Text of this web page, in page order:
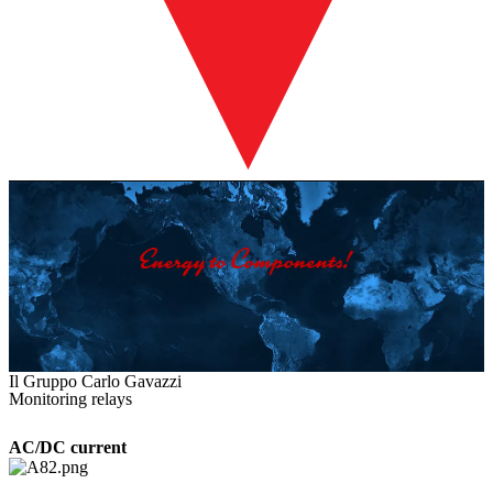
Il Gruppo Carlo Gavazzi
Monitoring relays
AC/DC current